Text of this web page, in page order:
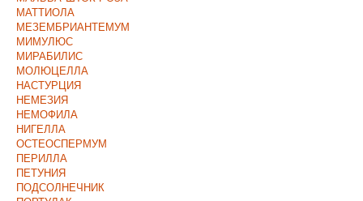
МАТТИОЛА
МЕЗЕМБРИАНТЕМУМ
МИМУЛЮС
МИРАБИЛИС
МОЛЮЦЕЛЛА
НАСТУРЦИЯ
НЕМЕЗИЯ
НЕМОФИЛА
НИГЕЛЛА
ОСТЕОСПЕРМУМ
ПЕРИЛЛА
ПЕТУНИЯ
ПОДСОЛНЕЧНИК